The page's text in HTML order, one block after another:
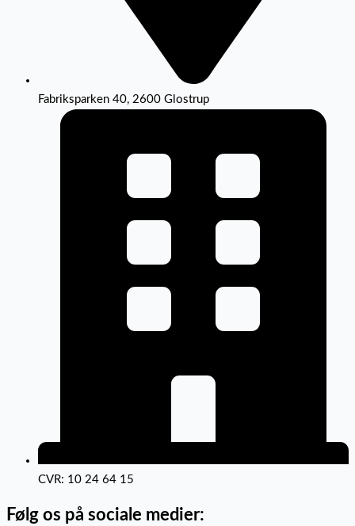
Fabriksparken 40, 2600 Glostrup
CVR: 10 24 64 15
Følg os på sociale medier: